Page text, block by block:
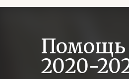
Помощь
2020-